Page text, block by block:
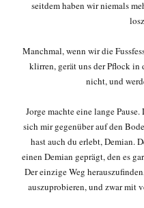
seitdem haben wir niemals
Manchmal, wenn wir die
klirren, gerät uns der Pflock
nicht, und
Jorge machte eine lange
sich mir gegenüber auf den
hast auch du erlebt, Demian.
einen Demian geprägt, den es
Der einzige Weg
auszuprobieren, und zwar mit